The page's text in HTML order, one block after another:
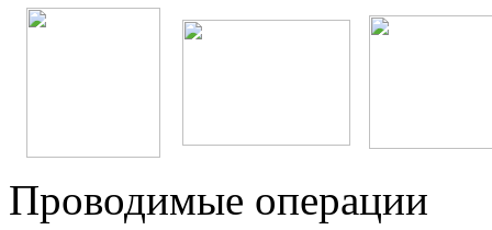
Проводимые операции